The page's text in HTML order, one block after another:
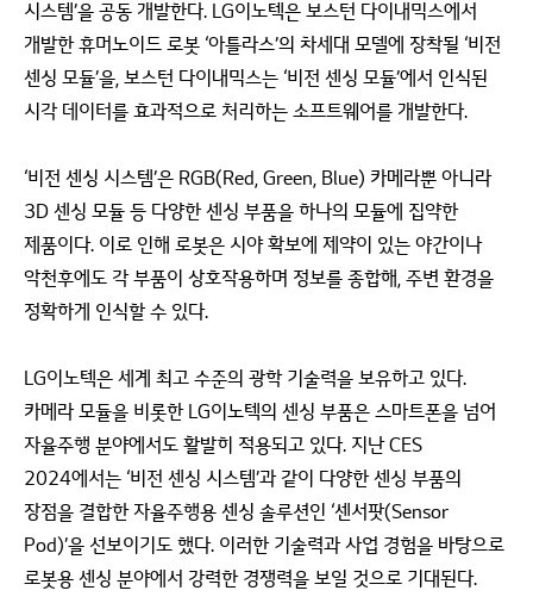
시스템’을 공동 개발한다. LG이노텍은 보스턴 다이내믹스에서
개발한 휴머노이드 로봇 ‘아틀라스’의 차세대 모델에 장착될 ‘비전
센싱 모듈’을, 보스턴 다이내믹스는 ‘비전 센싱 모듈’에서 인식된
시각 데이터를 효과적으로 처리하는 소프트웨어를 개발한다.
‘비전 센싱 시스템’은 RGB(Red, Green, Blue) 카메라뿐 아니라
3D 센싱 모듈 등 다양한 센싱 부품을 하나의 모듈에 집약한
제품이다. 이로 인해 로봇은 시야 확보에 제약이 있는 야간이나
악천후에도 각 부품이 상호작용하며 정보를 종합해, 주변 환경을
정확하게 인식할 수 있다.
LG이노텍은 세계 최고 수준의 광학 기술력을 보유하고 있다.
카메라 모듈을 비롯한 LG이노텍의 센싱 부품은 스마트폰을 넘어
자율주행 분야에서도 활발히 적용되고 있다. 지난 CES
2024에서는 ‘비전 센싱 시스템’과 같이 다양한 센싱 부품의
장점을 결합한 자율주행용 센싱 솔루션인 ‘센서팟(Sensor
Pod)’을 선보이기도 했다. 이러한 기술력과 사업 경험을 바탕으로
로봇용 센싱 분야에서 강력한 경쟁력을 보일 것으로 기대된다.